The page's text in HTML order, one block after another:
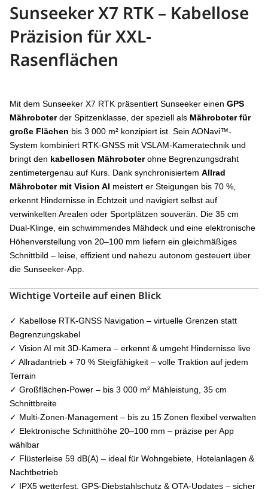
Sunseeker X7 RTK – Kabellose
Präzision für XXL-
Rasenflächen
Mit dem Sunseeker X7 RTK präsentiert Sunseeker einen GPS
Mähroboterder Spitzenklasse, der speziell als Mähroboter für
große Flächen bis 3 000 m² konzipiert ist. Sein AONavi™-
System kombiniert RTK-GNSS mit VSLAM-Kameratechnik und
bringt den kabellosen Mähroboterohne Begrenzungsdraht
zentimetergenau auf Kurs. Dank synchronisiertem Allrad
Mähroboter mit Vision AI meistert er Steigungen bis 70 %,
erkennt Hindernisse in Echtzeit und navigiert selbst auf
verwinkelten Arealen oder Sportplätzen souverän. Die 35 cm
Dual-Klinge, ein schwimmendes Mähdeck und eine elektronische
Höhenverstellung von 20–100 mm liefern ein gleichmäßiges
Schnittbild – leise, effizient und nahezu autonom gesteuert über
die Sunseeker-App.
Wichtige Vorteile auf einen Blick
✓ Kabellose RTK-GNSS Navigation – virtuelle Grenzen statt
Begrenzungskabel
✓ Vision AI mit 3D-Kamera – erkennt & umgeht Hindernisse live
✓ Allradantrieb + 70 % Steigfähigkeit – volle Traktion auf jedem
Terrain
✓ Großflächen-Power – bis 3 000 m² Mähleistung, 35 cm
Schnittbreite
✓ Multi-Zonen-Management – bis zu 15 Zonen flexibel verwalten
✓ Elektronische Schnitthöhe 20–100 mm – präzise per App
wählbar
✓ Flüsterleise 59 dB(A) – ideal für Wohngebiete, Hotelanlagen &
Nachtbetrieb
✓ IPX5 wetterfest, GPS-Diebstahlschutz & OTA-Updates – sicher